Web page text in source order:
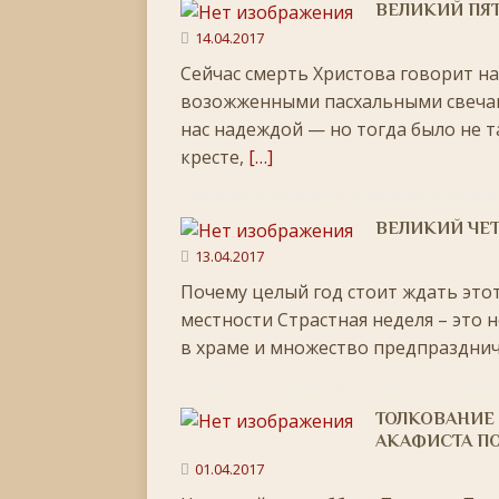
[ 30.11.2025 ] Воскресенье, 30 ноября 2025 года
[ 15.11.2025 ]
+
Празднование в честь Казанской
[ 26.10.2025 ] Неделя двадцатая по
[ 05.07.2026 ] Неделя пятая по Пятидесятнице,
ВЕЛИКИЙ
14.04.2017
Сейчас смерть Христова говорит
возожженными пасхальными
нас надеждой — но тогда было не
кресте, […]
ВЕЛИКИЙ
13.04.2017
Почему целый год стоит ждать
местности Страстная неделя –
в храме и множество
АКАФИСТА
01.04.2017